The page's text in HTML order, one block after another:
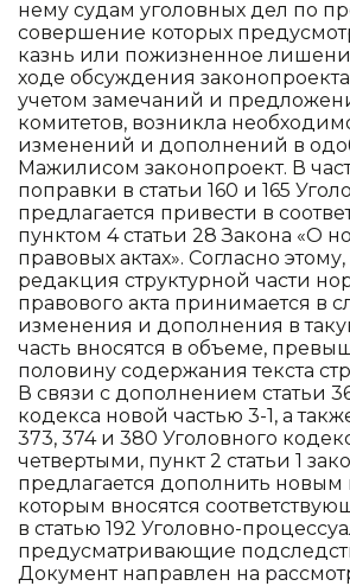
нему судам уголовных дел по
совершение которых
казнь или пожизненное
ходе обсуждения законопроекта
учетом замечаний и
комитетов, возникла
изменений и дополнений в
Мажилисом законопроект. В
поправки в статьи 160 и 165
предлагается привести в
пунктом 4 статьи 28 Закона «О
правовых актах». Согласно
редакция структурной части
правового акта принимается в
изменения и дополнения в
часть вносятся в объеме,
половину содержания текста
В связи с дополнением статьи
кодекса новой частью 3-1, а
373, 374 и 380 Уголовного
четвертыми, пункт 2 статьи 1
предлагается дополнить новым
которым вносятся
в статью 192 Уголовно-
предусматривающие
Документ направлен на